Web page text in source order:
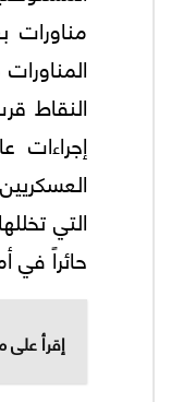
مناورات
النقاط
إجراءات
التي
حائراً
إقرأ على